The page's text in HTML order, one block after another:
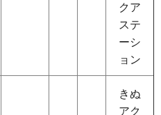
クア
ステ
ーシ
ョン
きぬ
アク